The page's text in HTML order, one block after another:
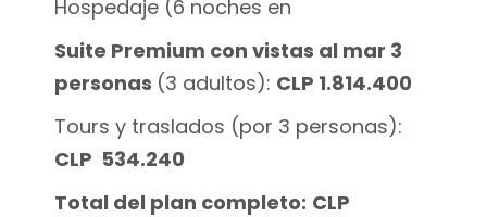
Hospedaje (6 noches en
Suite Premium con vistas al mar 3
personas (3 adultos): CLP 1.814.400
Tours y traslados (por 3 personas):
CLP 534.240
Total del plan completo: CLP